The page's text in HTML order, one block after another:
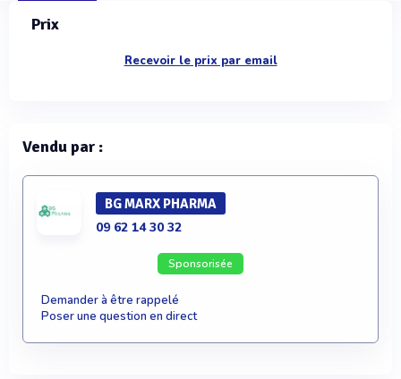
Prix
Recevoir le prix par email
Vendu par :
BG MARX PHARMA
09 62 14 30 32
Sponsorisée
Demander à être rappelé
Poser une question en direct